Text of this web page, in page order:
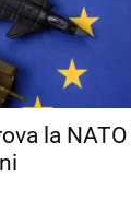
la